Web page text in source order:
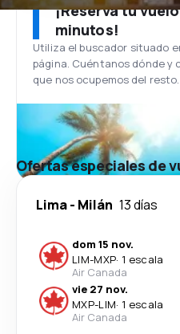
¡Reserva tu
minutos!
Utiliza el buscador situado
página. Cuéntanos dónde y
que nos ocupemos del resto.
Ofertas especiales de
Lima- Milán 13 días
dom 15 nov.
LIM-MXP· 1 escala
Air Canada
vie 27 nov.
MXP-LIM· 1 escala
Air Canada